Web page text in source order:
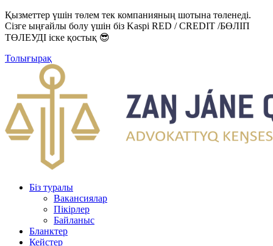
Қызметтер үшін төлем тек компанияның шотына төленеді.
Сізге ыңғайлы болу үшін біз Kaspi RED / CREDIT /БӨЛІП
ТӨЛЕУДІ іске қостық 😎
Толығырақ
Біз туралы
Вакансиялар
Пікірлер
Байланыс
Бланктер
Кейстер